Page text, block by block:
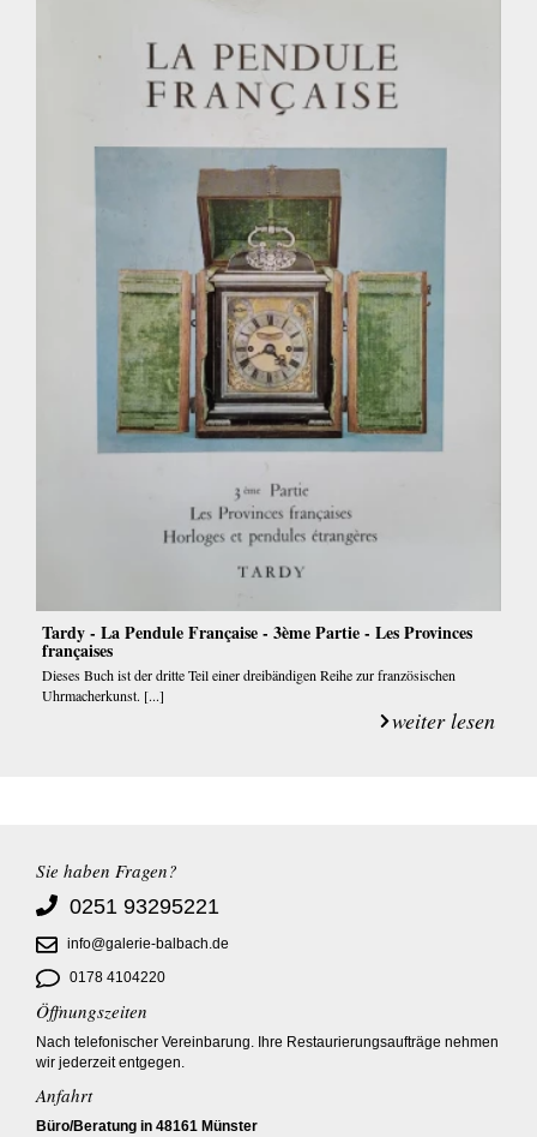
Tardy - La Pendule Française - 3ème Partie - Les Provinces
françaises
Dieses Buch ist der dritte Teil einer dreibändigen Reihe zur französischen
Uhrmacherkunst. [...]
weiter lesen
Sie haben Fragen?
0251 93295221
info@galerie-balbach.de
0178 4104220
Öffnungszeiten
Nach telefonischer Vereinbarung. Ihre Restaurierungsaufträge nehmen
wir jederzeit entgegen.
Anfahrt
Büro/Beratung in 48161 Münster